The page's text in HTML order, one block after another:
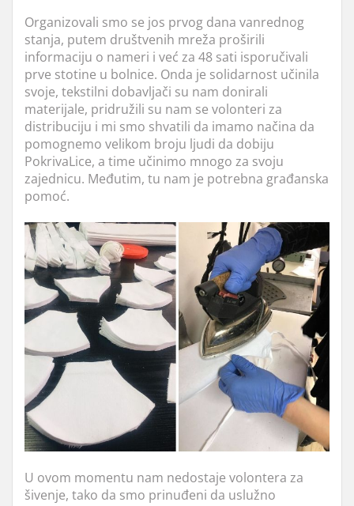
Organizovali smo se jos prvog dana vanrednog
stanja, putem društvenih mreža proširili
informaciju o nameri i već za 48 sati isporučivali
prve stotine u bolnice. Onda je solidarnost učinila
svoje, tekstilni dobavljači su nam donirali
materijale, pridružili su nam se volonteri za
distribuciju i mi smo shvatili da imamo načina da
pomognemo velikom broju ljudi da dobiju
PokrivaLice, a time učinimo mnogo za svoju
zajednicu. Međutim, tu nam je potrebna građanska
pomoć.
U ovom momentu nam nedostaje volontera za
šivenje, tako da smo prinuđeni da uslužno